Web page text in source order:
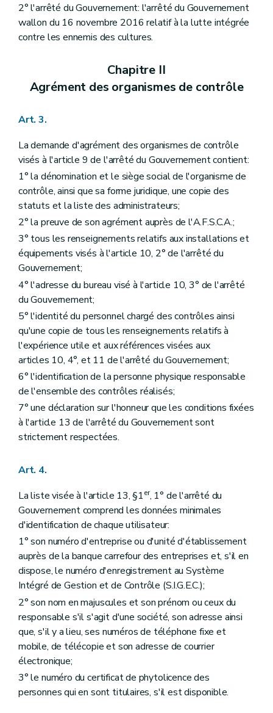
2° l'arrêté du Gouvernement: l'arrêté du Gouvernement
wallon du 16 novembre 2016 relatif à la lutte intégrée
contre les ennemis des cultures.
Chapitre II
Agrément des organismes de contrôle
Art. 3.
La demande d'agrément des organismes de contrôle
visés à l'article 9 de l'arrêté du Gouvernement contient:
1° la dénomination et le siège social de l'organisme de
contrôle, ainsi que sa forme juridique, une copie des
statuts et la liste des administrateurs;
2° la preuve de son agrément auprès de l'A.F.S.C.A.;
3° tous les renseignements relatifs aux installations et
équipements visés à l'article 10, 2° de l'arrêté du
Gouvernement;
4° l'adresse du bureau visé à l'article 10, 3° de l'arrêté
du Gouvernement;
5° l'identité du personnel chargé des contrôles ainsi
qu'une copie de tous les renseignements relatifs à
l'expérience utile et aux références visées aux
articles 10, 4°, et 11 de l'arrêté du Gouvernement;
6° l'identification de la personne physique responsable
de l'ensemble des contrôles réalisés;
7° une déclaration sur l'honneur que les conditions fixées
à l'article 13 de l'arrêté du Gouvernement sont
strictement respectées.
Art. 4.
La liste visée à l'article 13, §1er, 1° de l'arrêté du
Gouvernement comprend les données minimales
d'identification de chaque utilisateur:
1° son numéro d'entreprise ou d'unité d'établissement
auprès de la banque carrefour des entreprises et, s'il en
dispose, le numéro d'enregistrement au Système
Intégré de Gestion et de Contrôle (S.I.G.E.C.);
2° son nom en majuscules et son prénom ou ceux du
responsable s'il s'agit d'une société, son adresse ainsi
que, s'il y a lieu, ses numéros de téléphone fixe et
mobile, de télécopie et son adresse de courrier
électronique;
3° le numéro du certificat de phytolicence des
personnes qui en sont titulaires, s'il est disponible.